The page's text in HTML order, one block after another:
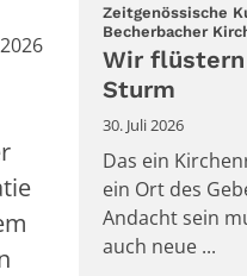
Zeitgenössische
Becherbacher
Wir flüstern
Sturm
30. Juli 2026
Das ein
ein Ort des
Andacht sein
auch neue ...